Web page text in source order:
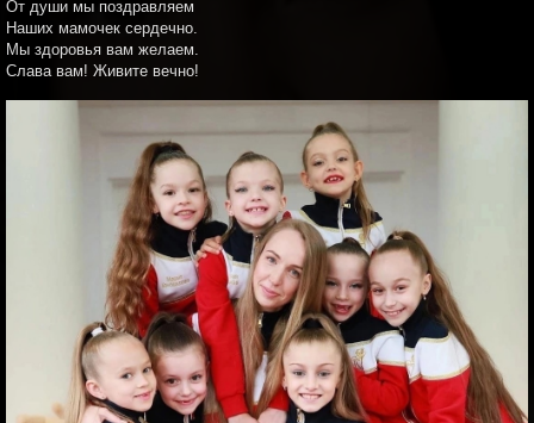
От души мы поздравляем
Наших мамочек сердечно.
Мы здоровья вам желаем.
Слава вам! Живите вечно!